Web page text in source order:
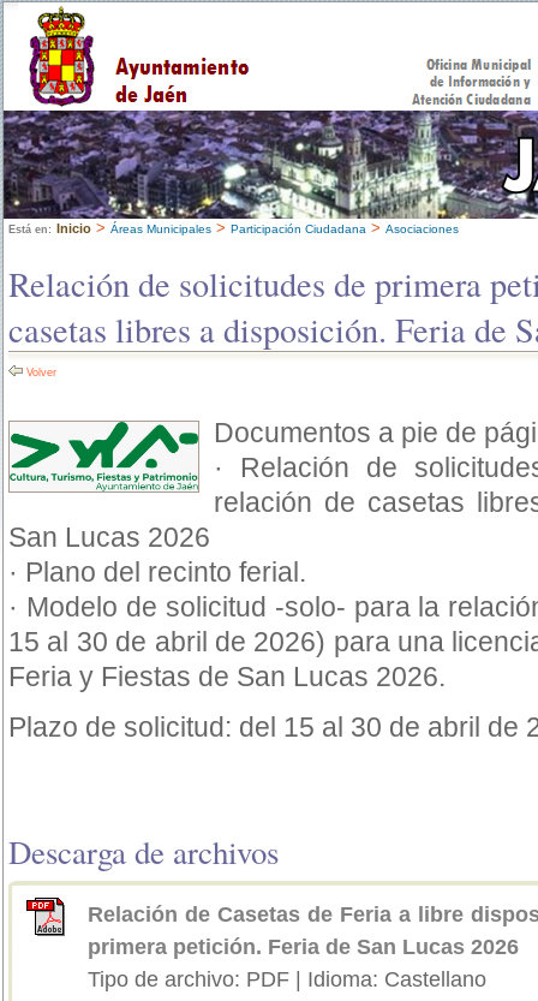
Está en: Inicio > Áreas Municipales > Participación Ciudadana > Asociaciones
Relación de solicitudes de primera
casetas libres a disposición. Feria de
Volver
Documentos a pie de
· Relación de
relación de casetas
San Lucas 2026
· Plano del recinto ferial.
· Modelo de solicitud -solo- para la
15 al 30 de abril de 2026) para una
Feria y Fiestas de San Lucas 2026.
Plazo de solicitud: del 15 al 30 de abril de
Descarga de archivos
Relación de Casetas de Feria a libre
primera petición. Feria de San Lucas 2026
Tipo de archivo: PDF | Idioma: Castellano